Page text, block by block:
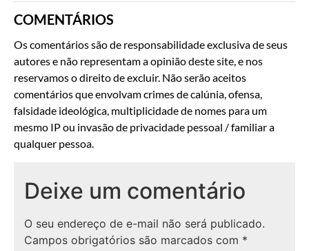
COMENTÁRIOS
Os comentários são de responsabilidade exclusiva de seus
autores e não representam a opinião deste site, e nos
reservamos o direito de excluir. Não serão aceitos
comentários que envolvam crimes de calúnia, ofensa,
falsidade ideológica, multiplicidade de nomes para um
mesmo IP ou invasão de privacidade pessoal / familiar a
qualquer pessoa.
Deixe um comentário
O seu endereço de e-mail não será publicado.
Campos obrigatórios são marcados com *